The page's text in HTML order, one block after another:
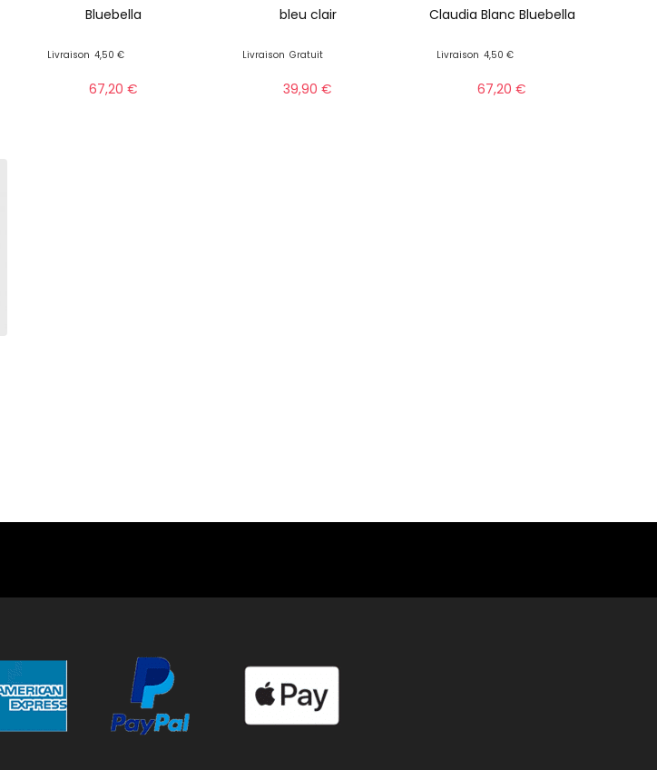
Bluebella
Livraison 4,50 €
67,20 €
bleu clair
Livraison Gratuit
39,90€
Claudia Blanc Bluebella
Livraison 4,50 €
67,20€